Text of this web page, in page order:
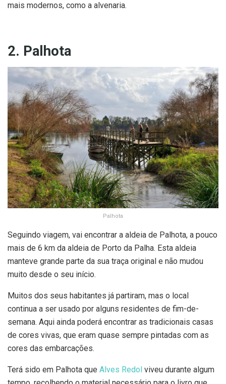
mais modernos, como a alvenaria.
2. Palhota
Palhota
Seguindo viagem, vai encontrar a aldeia de Palhota, a pouco
mais de 6 km da aldeia de Porto da Palha. Esta aldeia
manteve grande parte da sua traça original e não mudou
muito desde o seu início.
Muitos dos seus habitantes já partiram, mas o local
continua a ser usado por alguns residentes de fim-de-
semana. Aqui ainda poderá encontrar as tradicionais casas
de cores vivas, que eram quase sempre pintadas com as
cores das embarcações.
Terá sido em Palhota que Alves Redol viveu durante algum